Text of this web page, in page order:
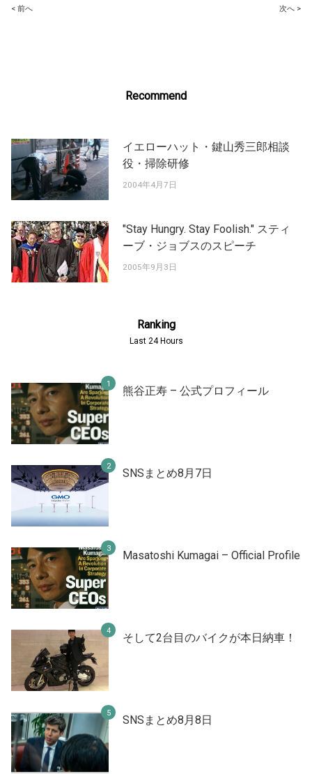
Post
< 前へ 次へ >
Recommend
イエローハット・鍵山秀三郎相談
役・掃除研修
2004年4月7日
"Stay Hungry. Stay Foolish." スティ
ーブ・ジョブスのスピーチ
2005年9月3日
Ranking
Last 24 Hours
熊谷正寿 – 公式プロフィール
SNSまとめ8月7日
Masatoshi Kumagai – Official Profile
そして2台目のバイクが本日納車！
SNSまとめ8月8日